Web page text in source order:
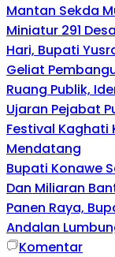
Mantan Sekda
Miniatur 291
Hari, Bupati
Geliat
Ruang Publik,
Ujaran Pejabat
Festival Kaghati
Mendatang
Bupati Konawe
Dan Miliaran
Panen Raya,
Andalan
Komentar